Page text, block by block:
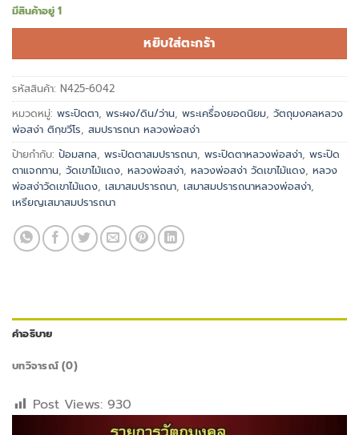
มีสินค้าอยู่ 1
หยิบใส่ตะกร้า
รหัสสินค้า: N425-6042
หมวดหมู่: พระปิดตา, พระผง/ดิน/ว่าน, พระเครื่องยอดนิยม, วัตถุมงคลหลวง
พ่อสง่า ติกฺขวีโร, สมปรารถนา หลวงพ่อสง่า
ป้ายกำกับ: ป้อมสกล, พระปิดตาสมปรารถนา, พระปิดตาหลวงพ่อสง่า, พระปิด
ตาแจกทาน, วัดเขาไม้แดง, หลวงพ่อสง่า, หลวงพ่อสง่า วัดเขาไม้แดง, หลวง
พ่อสง่าวัดเขาไม้แดง, เสมาสมปรารถนา, เสมาสมปรารถนาหลวงพ่อสง่า,
เหรียญเสมาสมปรารถนา
คำอธิบาย
บทวิจารณ์ (0)
Post Views: 930